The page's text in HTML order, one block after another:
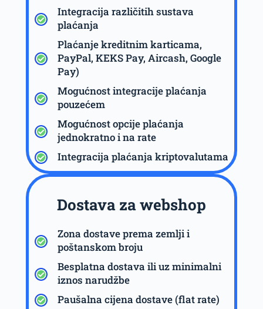
Integracija različitih sustava
plaćanja
Plaćanje kreditnim karticama,
PayPal, KEKS Pay, Aircash, Google
Pay)
Mogućnost integracije plaćanja
pouzećem
Mogućnost opcije plaćanja
jednokratno i na rate
Integracija plaćanja kriptovalutama
Dostava za webshop
Zona dostave prema zemlji i
poštanskom broju
Besplatna dostava ili uz minimalni
iznos narudžbe
Paušalna cijena dostave (flat rate)